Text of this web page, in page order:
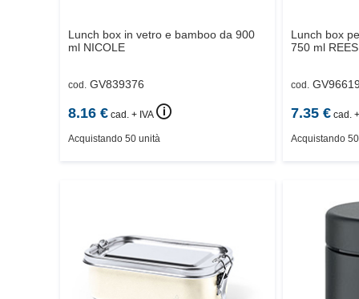
Lunch box in vetro e bamboo da 900
ml NICOLE
cod. GV839376
8.16 € cad. + IVA 🛈
Acquistando 50 unità
Lunch box
750 ml
cod.
7.35€ cad.
Acquistando